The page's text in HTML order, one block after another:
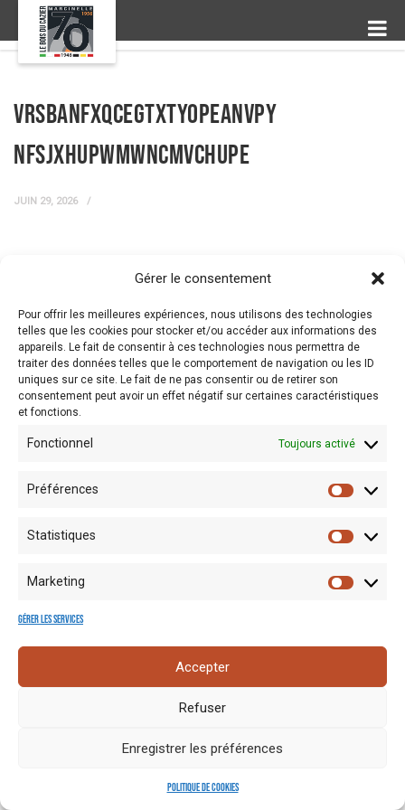
Gérer le consentement
Pour offrir les meilleures expériences, nous utilisons des technologies
telles que les cookies pour stocker et/ou accéder aux informations des
appareils. Le fait de consentir à ces technologies nous permettra de
traiter des données telles que le comportement de navigation ou les ID
uniques sur ce site. Le fait de ne pas consentir ou de retirer son
consentement peut avoir un effet négatif sur certaines caractéristiques
et fonctions.
Fonctionnel Toujours activé
Préférences
Statistiques
Marketing
Gérer les services
Accepter
Refuser
Enregistrer les préférences
Politique de cookies
VRSbanfxqceGtxTYOPeaNVpY
nFsJXHUpWMwNcmvChUpE
JUIN 29, 2026
Mentions
Espace
presse